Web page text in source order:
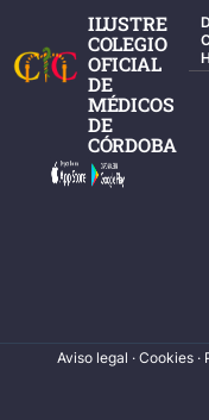
ILUSTRE
COLEGIO
OFICIAL
DE
MÉDICOS
DE
CÓRDOBA
Aviso legal · Cookies·